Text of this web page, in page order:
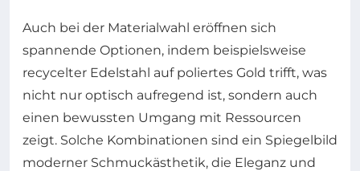
Auch bei der Materialwahl eröffnen sich
spannende Optionen, indem beispielsweise
recycelter Edelstahl auf poliertes Gold trifft, was
nicht nur optisch aufregend ist, sondern auch
einen bewussten Umgang mit Ressourcen
zeigt. Solche Kombinationen sind ein Spiegelbild
moderner Schmuckästhetik, die Eleganz und